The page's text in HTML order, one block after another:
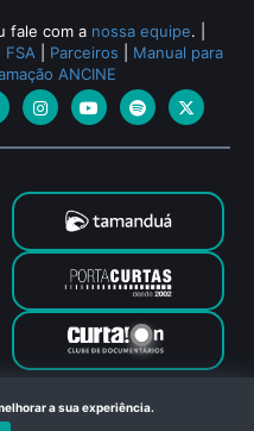
fale com a nossa equipe.
Parceiros
Manual para
ANCINE
reservados. Feito com
a sua experiência.